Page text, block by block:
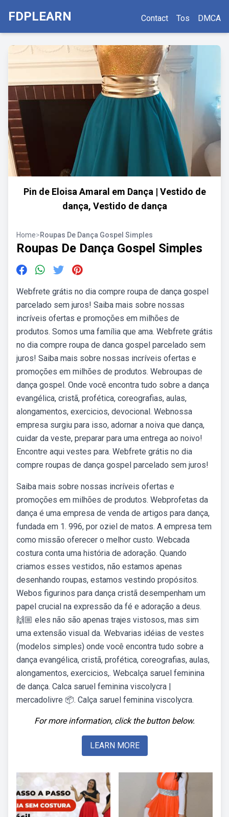
FDPLEARN Contact Tos DMCA
Pin de Eloisa Amaral em Dança | Vestido de
dança, Vestido de dança
Home>Roupas De Dança Gospel Simples
Roupas De Dança Gospel Simples
Webfrete grátis no dia compre roupa de dança gospel
parcelado sem juros! Saiba mais sobre nossas
incríveis ofertas e promoções em milhões de
produtos. Somos uma família que ama. Webfrete grátis
no dia compre roupa de danca gospel parcelado sem
juros! Saiba mais sobre nossas incríveis ofertas e
promoções em milhões de produtos. Webroupas de
dança gospel. Onde você encontra tudo sobre a dança
evangélica, cristã, profética, coreografias, aulas,
alongamentos, exercicios, devocional. Webnossa
empresa surgiu para isso, adornar a noiva que dança,
cuidar da veste, preparar para uma entrega ao noivo!
Encontre aqui vestes para. Webfrete grátis no dia
compre roupas de dança gospel parcelado sem juros!
Saiba mais sobre nossas incríveis ofertas e
promoções em milhões de produtos. Webprofetas da
dança é uma empresa de venda de artigos para dança,
fundada em 1. 996, por oziel de matos. A empresa tem
como missão oferecer o melhor custo. Webcada
costura conta uma história de adoração. Quando
criamos esses vestidos, não estamos apenas
desenhando roupas, estamos vestindo propósitos.
Webos figurinos para dança cristã desempenham um
papel crucial na expressão da fé e adoração a deus.
🙌🏼 eles não são apenas trajes vistosos, mas sim
uma extensão visual da. Webvarias idéias de vestes
(modelos simples) onde você encontra tudo sobre a
dança evangélica, cristã, profética, coreografias, aulas,
alongamentos, exercicios,. Webcalça saruel feminina
de dança. Calca saruel feminina viscolycra |
mercadolivre 📦. Calça saruel feminina viscolycra.
For more information, click the button below.
LEARN MORE